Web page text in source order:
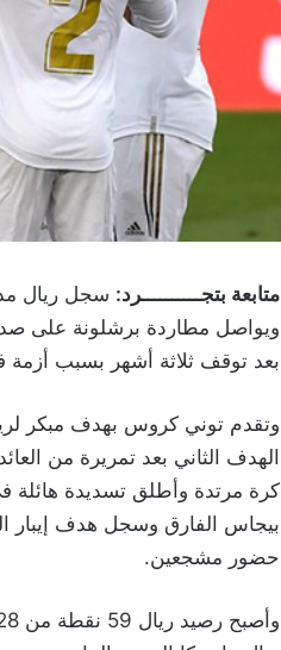
متابعة بتجــــــــــرد:
ويواصل مطاردة برشلونة على
بعد توقف ثلاثة أشهر بسبب أزمة
وتقدم توني كروس بهدف مبكر
كرة مرتدة وأطلق تسديدة هائلة
بيجاس الفارق وسجل هدف إيبار
حضور مشجعين.